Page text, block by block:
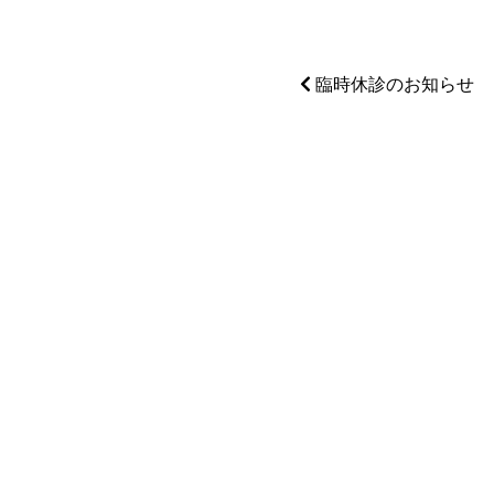
臨時休診のお知らせ